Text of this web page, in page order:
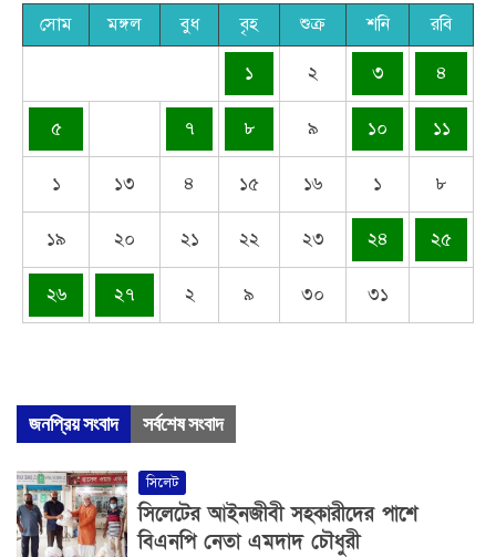
সোম মঙ্গল বুধ বৃহ শুক্র শনি রবি
১ ২ ৩ ৪
৫ ৭ ৮ ৯ ১০ ১১
১ ১৩ ৪ ১৫ ১৬ ১ ৮
১৯ ২০ ২১ ২২ ২৩ ২৪ ২৫
২৬ ২৭ ২ ৯ ৩০ ৩১
জনপ্রিয় সংবাদ সর্বশেষ সংবাদ
সিলেট
সিলেটের আইনজীবী সহকারীদের পাশে
বিএনপি নেতা এমদাদ চৌধুরী